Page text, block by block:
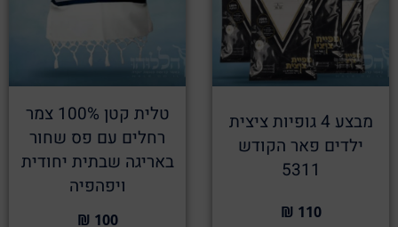
מבצע 4 גופיות ציצית
ילדים פאר הקודש
5311
110 ₪
טלית קטן 100% צמר
רחלים עם פס שחור
באריגה שבתית יחודית
ויפהפיה
100 ₪